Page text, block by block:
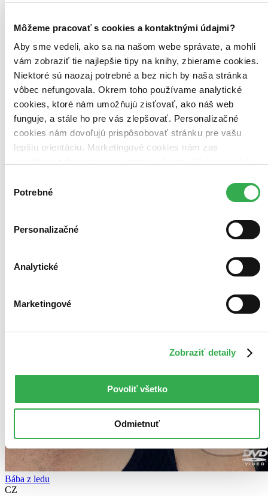
Môžeme pracovať s cookies a kontaktnými údajmi?
Aby sme vedeli, ako sa na našom webe správate, a mohli
vám zobraziť tie najlepšie tipy na knihy, zbierame cookies.
Niektoré sú naozaj potrebné a bez nich by naša stránka
vôbec nefungovala. Okrem toho používame analytické
cookies, ktoré nám umožňujú zisťovať, ako náš web
funguje, a stále ho pre vás zlepšovať. Personalizačné
cookies nám dovoľujú prispôsobovať stránku pre vašu
lepšiu orientáciu. Marketingové cookies nám zas
keby sme mohli používať všetky tieto cookies. Ďakujeme!
súhlasu
Potrebné
Personalizačné
Analytické
Marketingové
Zobraziť detaily
Povoliť všetko
Odmietnuť
Najvyššia zľava
Použité filtre
Zrušiť filtre
nové Účinkuje Daniel Vízek
Bába z ledu
CZ